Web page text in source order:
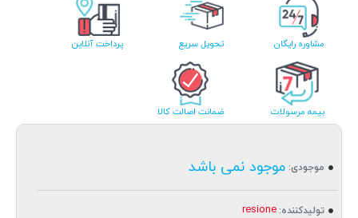
مشاوره رایگان تحویل سریع پرداخت آنلاین
بیمه مرسولات ضمانت اصالت کالا
موجودی: موجود نمی باشد
تولیدکننده: resione